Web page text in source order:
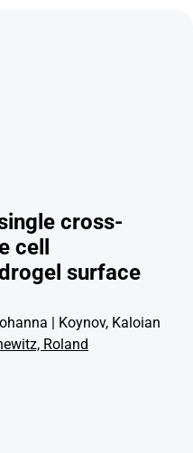
cross-
cell
surface
| Koynov, Kaloian
Roland